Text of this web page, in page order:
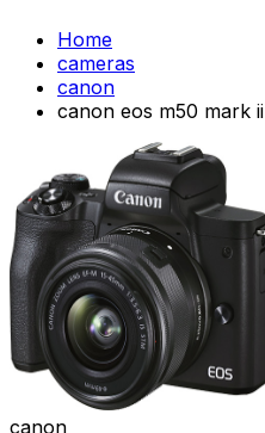
Home
cameras
canon
canon eos m50 mark ii
canon